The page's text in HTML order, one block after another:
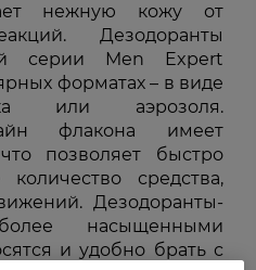
нежную кожу от
Дезодоранты
серии Men Expert
форматах – в виде
или аэрозоля.
флакона имеет
позволяет быстро
средства,
Дезодоранты-
насыщенными
и удобно брать с